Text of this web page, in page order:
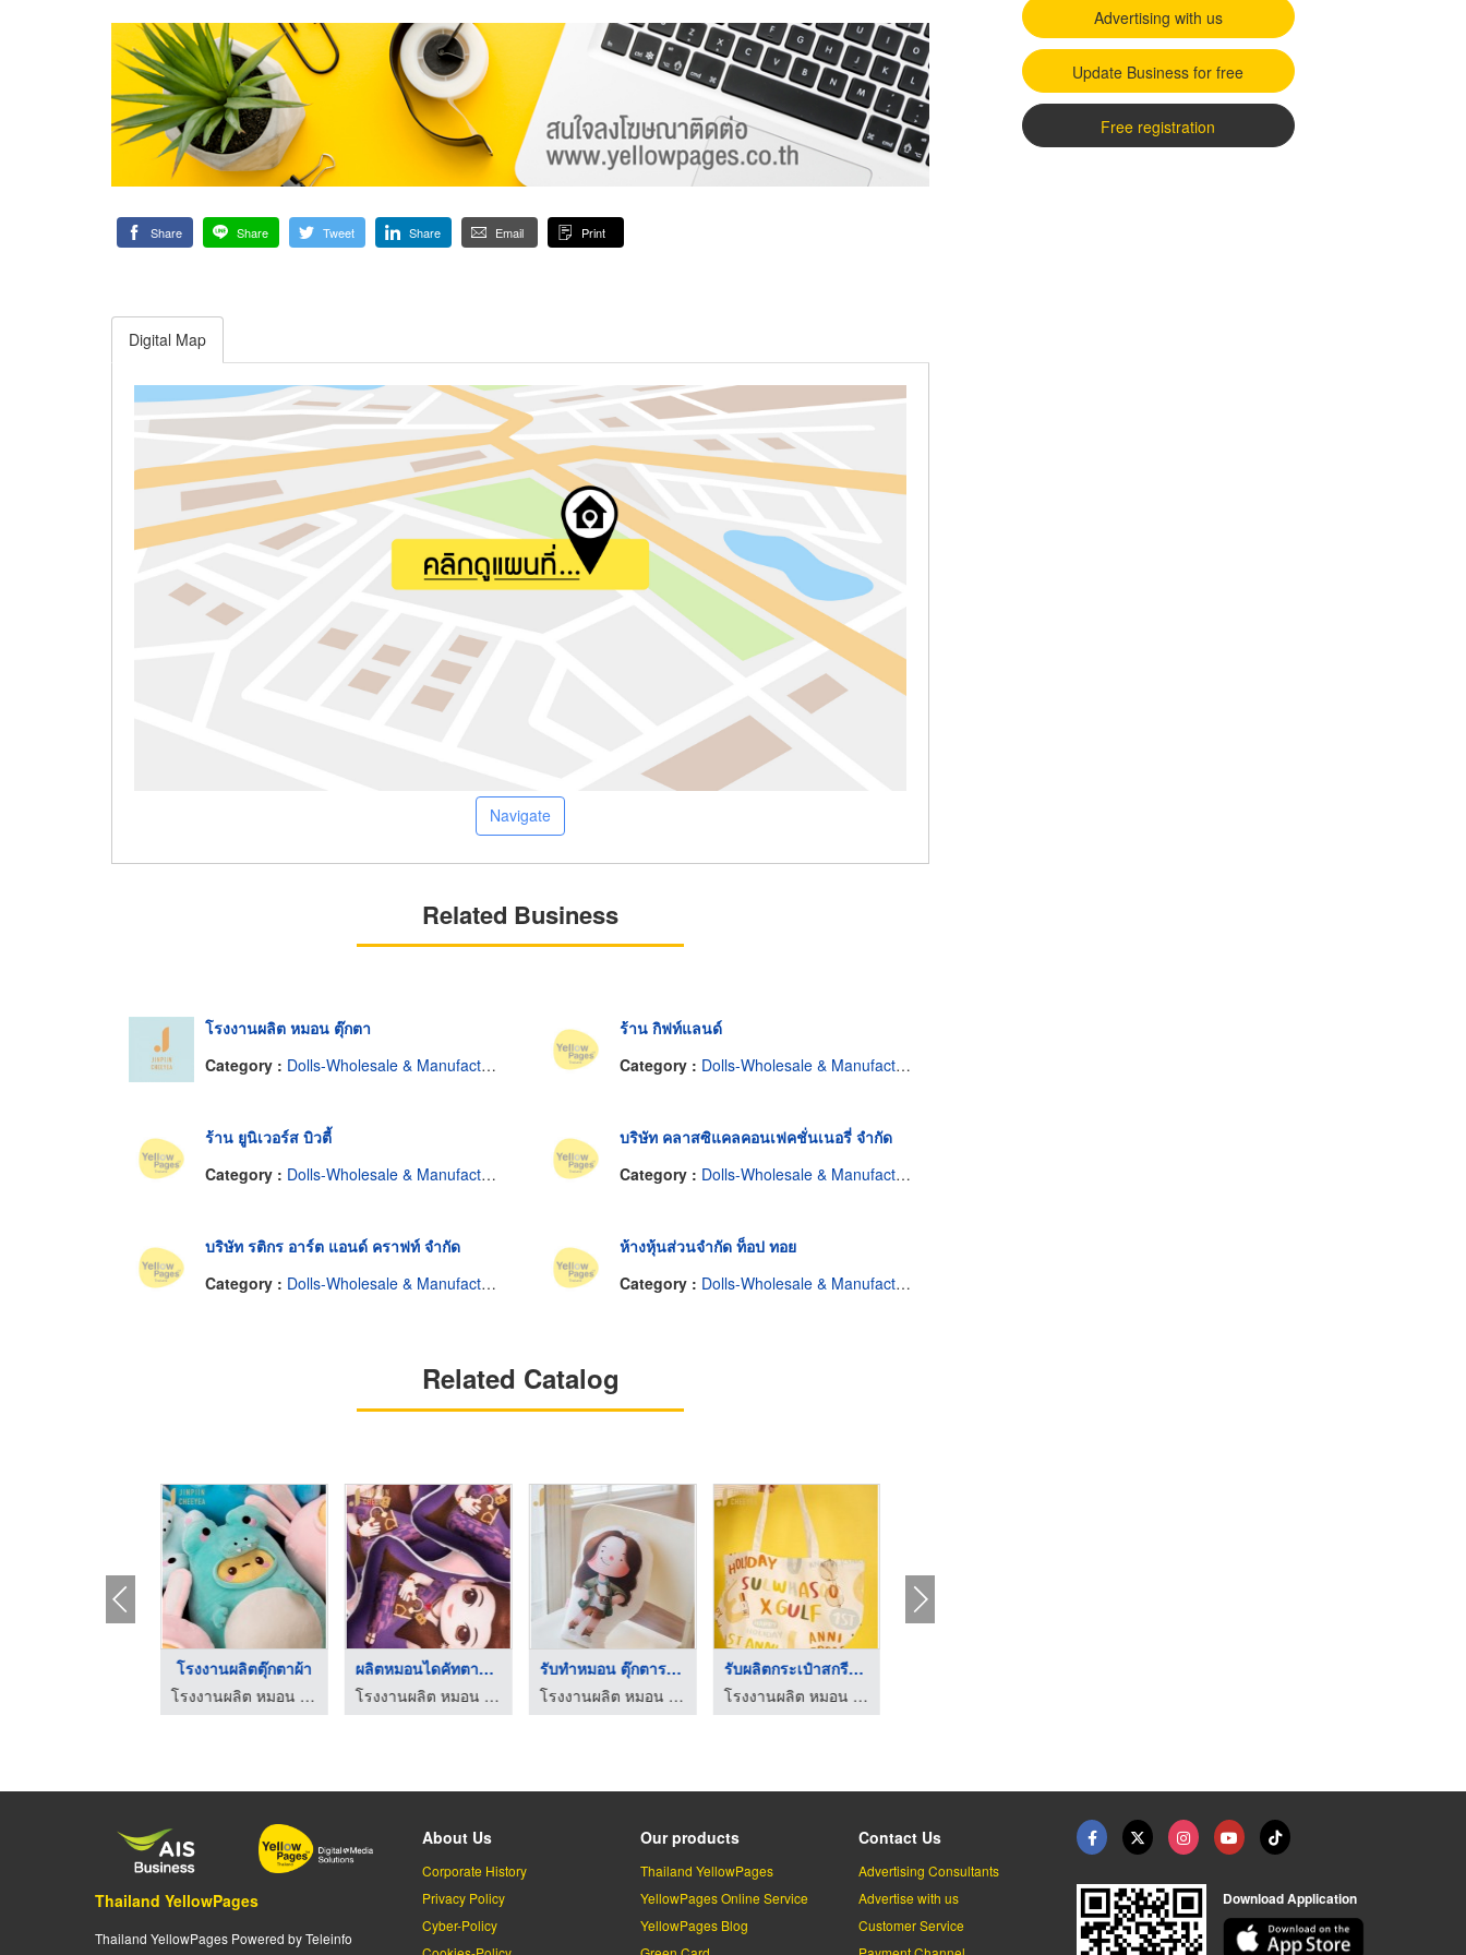
Share Share Tweet Share Email Print
Digital Map
Navigate
Related Business
โรงงานผลิต หมอน ตุ๊กตา
Category : Dolls-Wholesale & Manufacturers
ร้าน กิฟท์แลนด์
Category : Dolls-Wholesale & Manufacturers
ร้าน ยูนิเวอร์ส บิวตี้
Category : Dolls-Wholesale & Manufacturers
บริษัท คลาสซิแคลคอนเฟคชั่นเนอรี่ จำกัด
Category : Dolls-Wholesale & Manufacturers
บริษัท รติกร อาร์ต แอนด์ คราฟท์ จำกัด
Category : Dolls-Wholesale & Manufacturers
ห้างหุ้นส่วนจำกัด ท็อป ทอย
Category : Dolls-Wholesale & Manufacturers
Related Catalog
โรงงานผลิตตุ๊กตาผ้า
โรงงานผลิต หมอน ตุ๊กตา
ผลิตหมอนไดคัทตามแบบ ...
โรงงานผลิต หมอน ตุ๊กตา
รับทำหมอน ตุ๊กตาราคา ...
โรงงานผลิต หมอน ตุ๊กตา
รับผลิตกระเป๋าสกรีนล ...
โรงงานผลิต หมอน ตุ๊กตา
Advertising with us
Update Business for free
Free registration
Thailand YellowPages
Thailand YellowPages Powered by Teleinfo
About Us
Corporate History
Privacy Policy
Cyber-Policy
Our products
Thailand YellowPages
YellowPages Online Service
YellowPages Blog
Contact Us
Advertising Consultants
Advertise with us
Customer Service
Download Application